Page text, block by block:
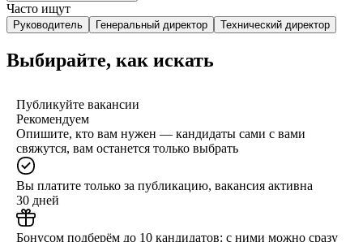
Часто ищут
Руководитель Генеральный директор Технический директор
Выбирайте, как искать
Публикуйте вакансии
Рекомендуем
Опишите, кто вам нужен — кандидаты сами с вами
свяжутся, вам останется только выбрать
Вы платите только за публикацию, вакансия активна
30 дней
Бонусом подберём до 10 кандидатов: с ними можно сразу